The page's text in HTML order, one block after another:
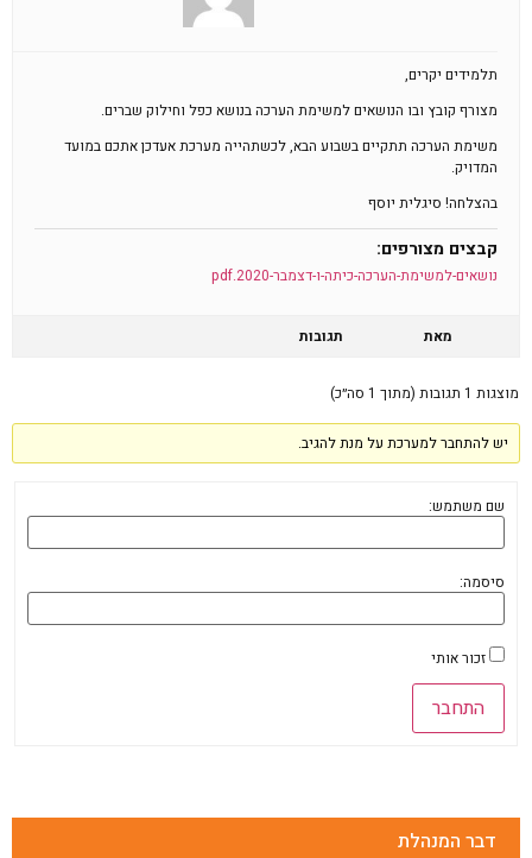
דבר המנהלת
תלמידים יקרים,
מצורף קובץ ובו הנושאים למשימת הערכה בנושא כפל וחילוק שברים.
משימת הערכה תתקיים בשבוע הבא, לכשתהייה מערכת אעדכן אתכם במועד
המדויק.
בהצלחה! סיגלית יוסף
קבצים מצורפים:
נושאים-למשימת-הערכה-כיתה-ו-דצמבר-2020.pdf
מאת תגובות
מוצגות 1 תגובות (מתוך 1 סה״כ)
יש להתחבר למערכת על מנת להגיב.
שם משתמש:
סיסמה:
זכור אותי
התחבר